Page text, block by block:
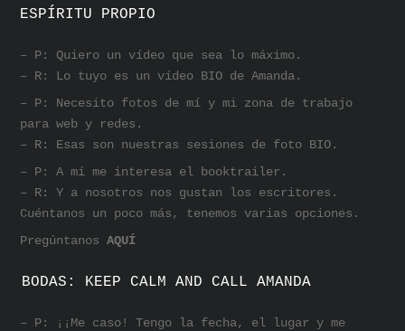
ESPÍRITU PROPIO
– P: Quiero un vídeo que sea lo máximo.
– R: Lo tuyo es un vídeo BIO de Amanda.
– P: Necesito fotos de mí y mi zona de trabajo
para web y redes.
– R: Esas son nuestras sesiones de foto BIO.
– P: A mí me interesa el booktrailer.
– R: Y a nosotros nos gustan los escritores.
Cuéntanos un poco más, tenemos varias opciones.
PregúntanosAQUÍ
BODAS: KEEP CALM AND CALL AMANDA
– P: ¡¡Me caso! Tengo la fecha, el lugar y me